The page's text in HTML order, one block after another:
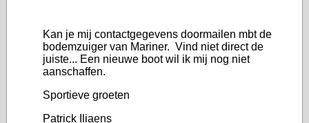
Kan je mij contactgegevens doormailen mbt de
bodemzuiger van Mariner. Vind niet direct de
juiste... Een nieuwe boot wil ik mij nog niet
aanschaffen.
Sportieve groeten
Patrick Iliaens